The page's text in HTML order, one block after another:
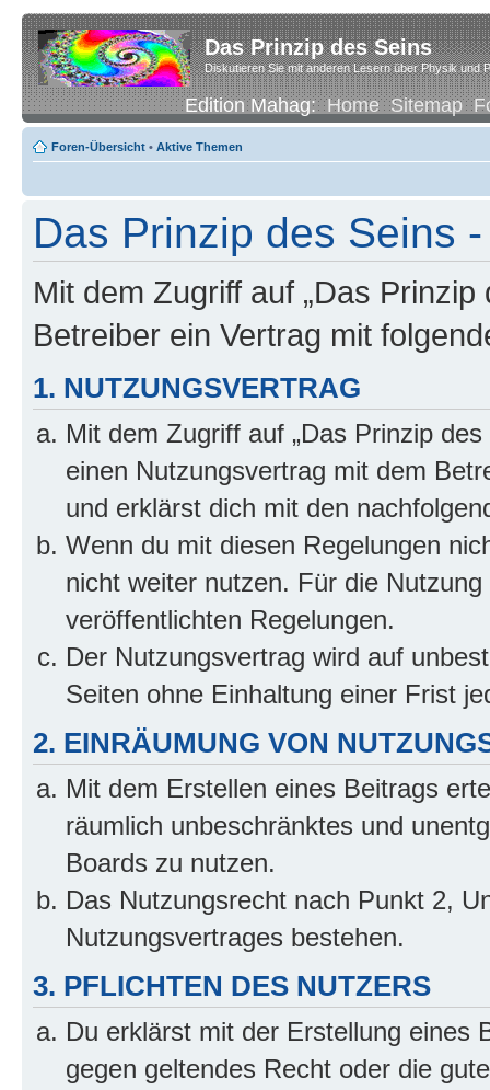
Das Prinzip des Seins
Diskutieren Sie mit anderen Lesern über Physik und
Edition Mahag:Home Sitemap
Foren-Übersicht • Aktive Themen
Das Prinzip des Seins
Mit dem Zugriff auf „Das
Betreiber ein Vertrag mit
1. NUTZUNGSVERTRAG
Mit dem Zugriff auf „Das Prinzip
einen Nutzungsvertrag mit dem
und erklärst dich mit den
Wenn du mit diesen Regelungen
nicht weiter nutzen. Für die
veröffentlichten Regelungen.
Der Nutzungsvertrag wird auf
Seiten ohne Einhaltung einer Frist
2. EINRÄUMUNG VON
Mit dem Erstellen eines Beitrags
räumlich unbeschränktes und
Boards zu nutzen.
Das Nutzungsrecht nach Punkt 2,
Nutzungsvertrages bestehen.
3. PFLICHTEN DES NUTZERS
Du erklärst mit der Erstellung eines
gegen geltendes Recht oder die